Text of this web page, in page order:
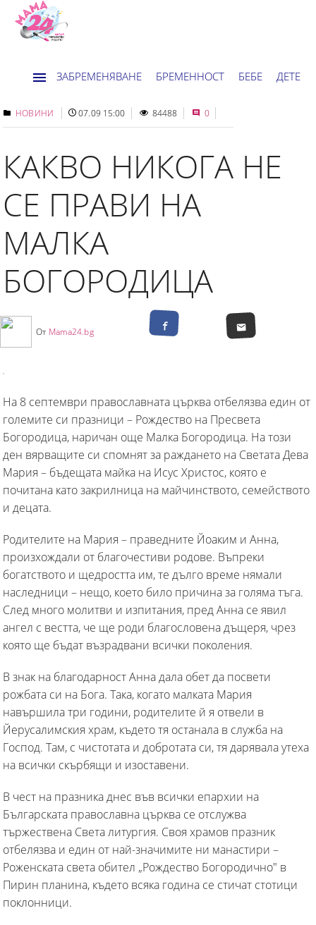
ЗАБРЕМЕНЯВАНЕ БРЕМЕННОСТ БЕБЕ ДЕТЕ
ДОМ НОВИНИ ХОРОСКОП
НОВИНИ 07.09 15:00 84488 0
КАКВО НИКОГА НЕ
СЕ ПРАВИ НА
МАЛКА
БОГОРОДИЦА
От Mama24.bg
На 8 септември православната църква отбелязва един от
големите си празници – Рождество на Пресвета
Богородица, наричан още Малка Богородица. На този
ден вярващите си спомнят за раждането на Светата Дева
Мария – бъдещата майка на Исус Христос, която е
почитана като закрилница на майчинството, семейството
и децата.
Родителите на Мария – праведните Йоаким и Анна,
произхождали от благочестиви родове. Въпреки
богатството и щедростта им, те дълго време нямали
наследници – нещо, което било причина за голяма тъга.
След много молитви и изпитания, пред Анна се явил
ангел с вестта, че ще роди благословена дъщеря, чрез
която ще бъдат възрадвани всички поколения.
В знак на благодарност Анна дала обет да посвети
рожбата си на Бога. Така, когато малката Мария
навършила три години, родителите й я отвели в
Йерусалимския храм, където тя останала в служба на
Господ. Там, с чистотата и добротата си, тя дарявала утеха
на всички скърбящи и изоставени.
В чест на празника днес във всички епархии на
Българската православна църква се отслужва
тържествена Света литургия. Своя храмов празник
отбелязва и един от най-значимите ни манастири –
Роженската света обител „Рождество Богородично" в
Пирин планина, където всяка година се стичат стотици
поклонници.